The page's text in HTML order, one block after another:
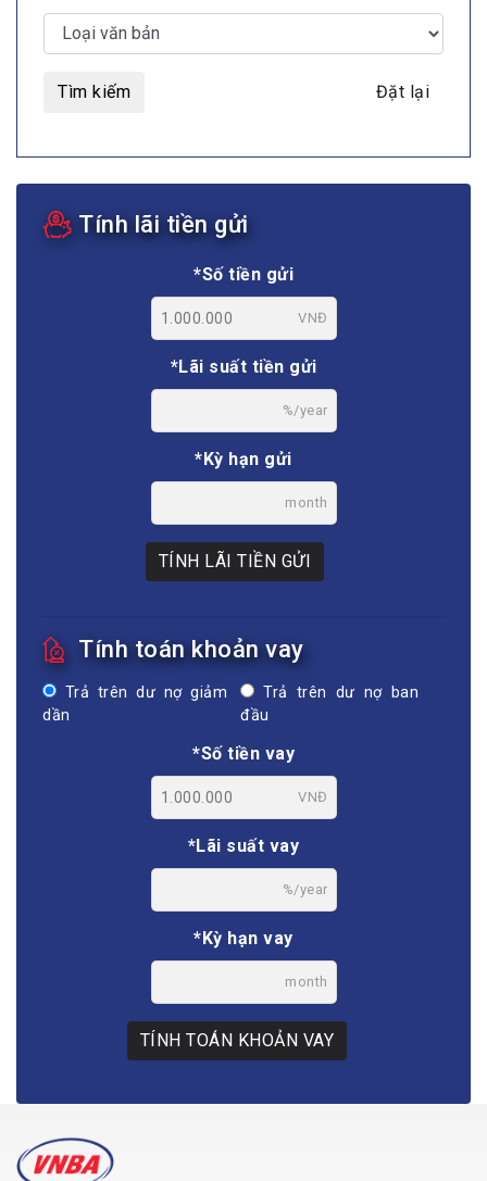
Tìm kiếm Đặt lại
Tính lãi tiền gửi
*Số tiền gửi
VNĐ
*Lãi suất tiền gửi
%/year
*Kỳ hạn gửi
month
TÍNH LÃI TIỀN GỬI
Tính toán khoản vay
Trả trên dư nợ giảm
dần
Trả trên dư nợ ban
đầu
*Số tiền vay
VNĐ
*Lãi suất vay
%/year
*Kỳ hạn vay
month
TÍNH TOÁN KHOẢN VAY